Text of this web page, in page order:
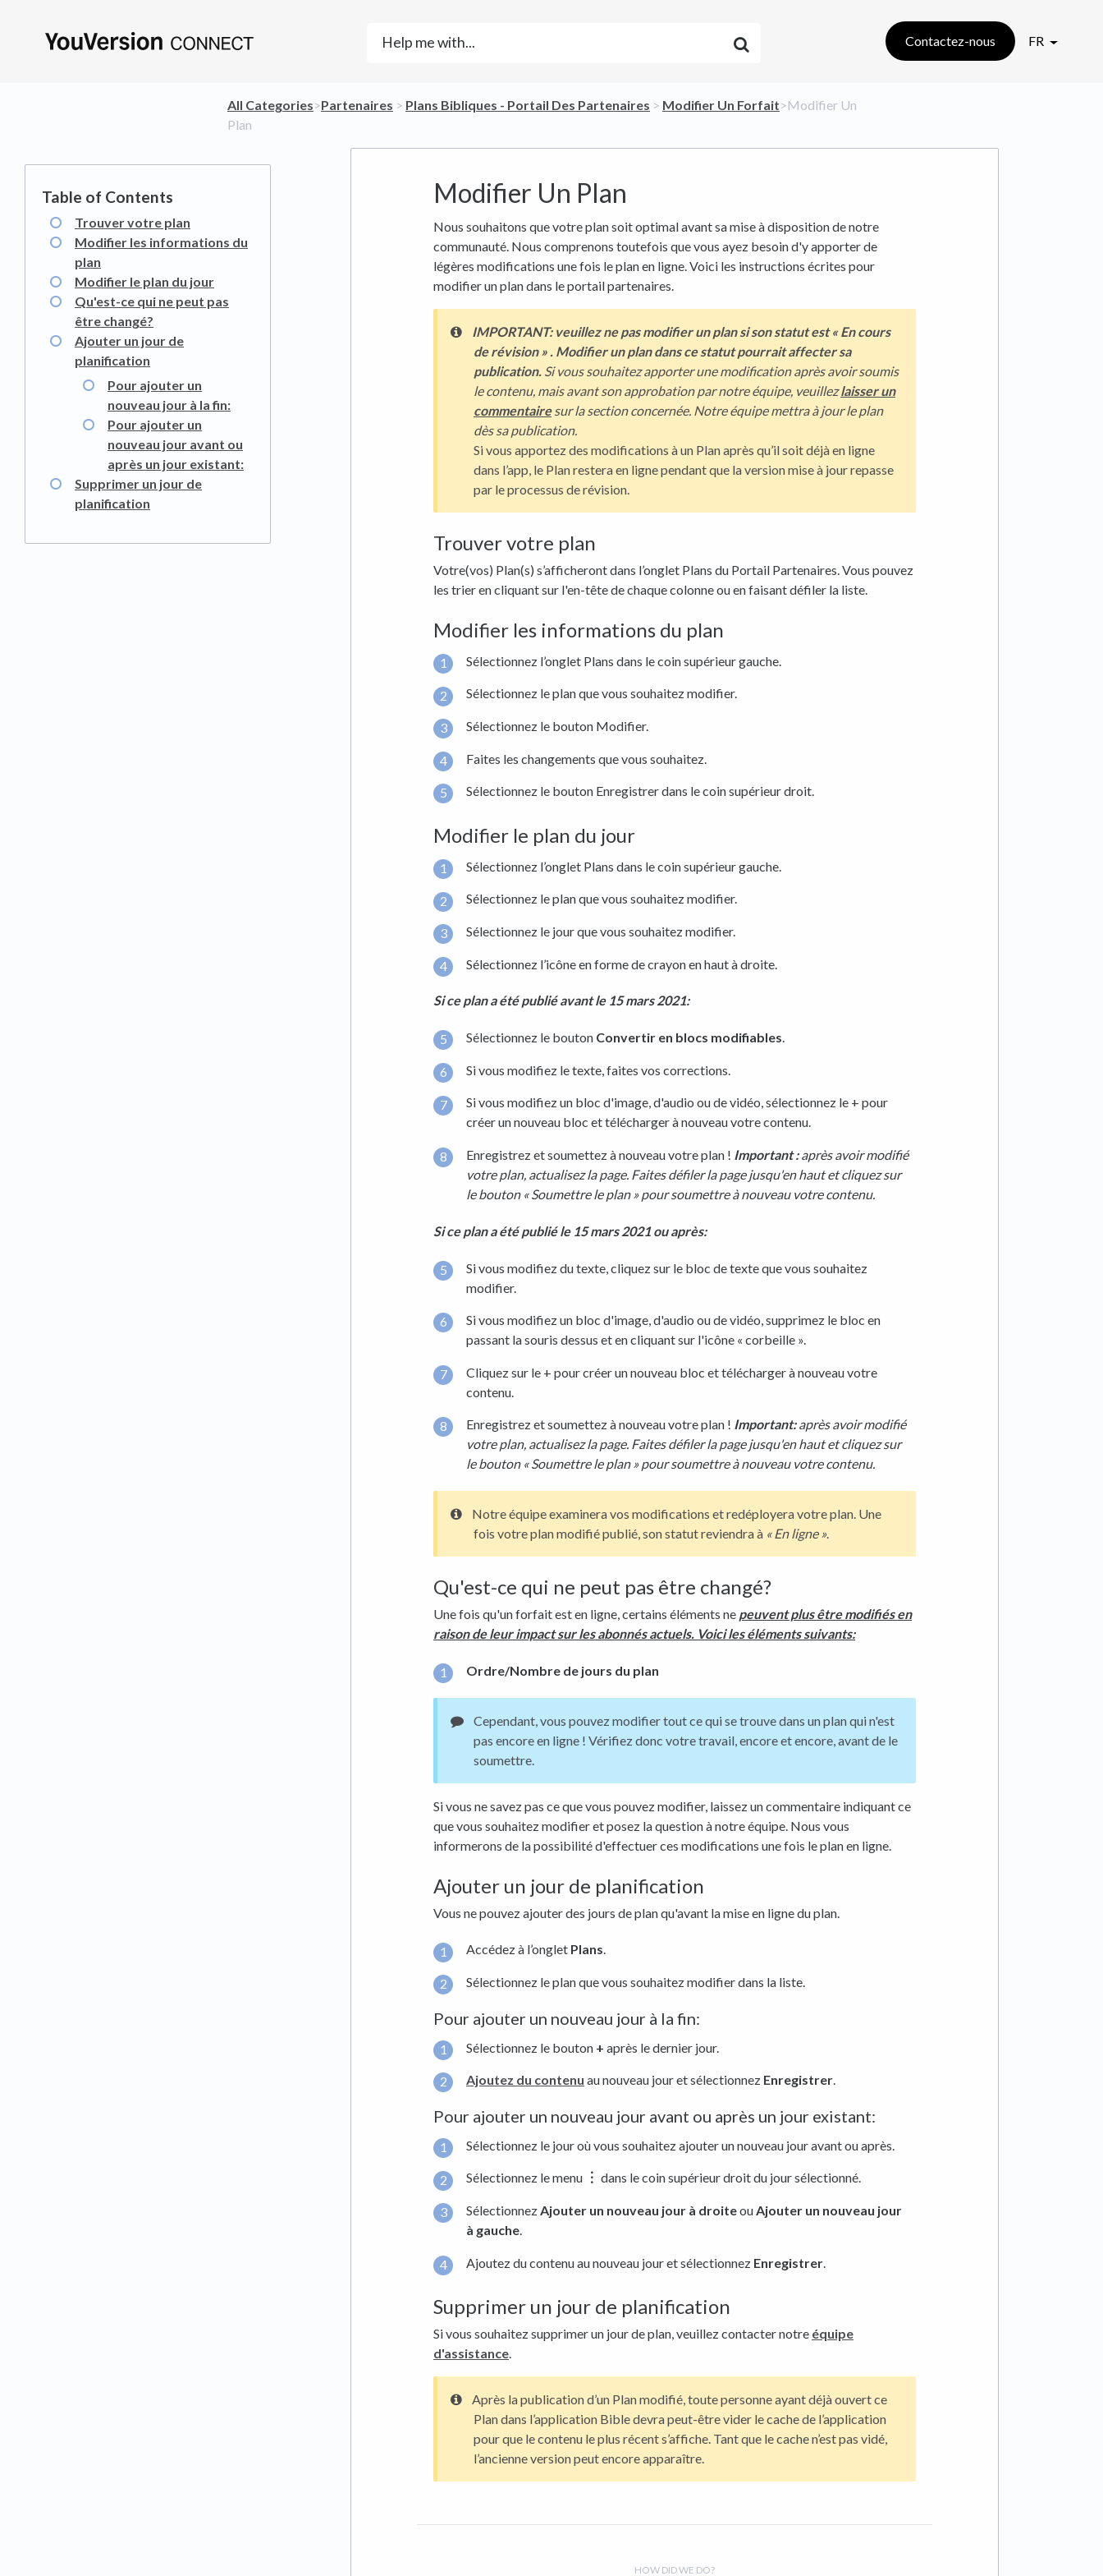
Contactez-nous FR
All Categories​>​​Partenaires ​ > ​ ​Plans Bibliques - Portail Des Partenaires ​ > ​ ​Modifier Un Forfait​>​ Modifier Un
Plan
Modifier Un Plan
Trouver votre plan
Modifier les informations du
plan
Modifier le plan du jour
Qu'est-ce qui ne peut pas
être changé?
Ajouter un jour de
planification
Pour ajouter un
nouveau jour à la fin:
Pour ajouter un
nouveau jour avant ou
après un jour existant:
Supprimer un jour de
planification
Nous souhaitons que votre plan soit optimal avant sa mise à disposition de notre
communauté. Nous comprenons toutefois que vous ayez besoin d'y apporter de
légères modifications une fois le plan en ligne. Voici les instructions écrites pour
modifier un plan dans le portail partenaires.
IMPORTANT: veuillez ne pas modifier un plan si son statut est « En cours
de révision » . Modifier un plan dans ce statut pourrait affecter sa
publication. Si vous souhaitez apporter une modification après avoir soumis
le contenu, mais avant son approbation par notre équipe, veuillez laisser un
commentaire sur la section concernée. Notre équipe mettra à jour le plan
dès sa publication.
Si vous apportez des modifications à un Plan après qu’il soit déjà en ligne
dans l’app, le Plan restera en ligne pendant que la version mise à jour repasse
par le processus de révision.
Trouver votre plan
Votre(vos) Plan(s) s’afficheront dans l’onglet Plans du Portail Partenaires. Vous pouvez
les trier en cliquant sur l'en-tête de chaque colonne ou en faisant défiler la liste.
Modifier les informations du plan
Sélectionnez l’onglet Plans dans le coin supérieur gauche.
Sélectionnez le plan que vous souhaitez modifier.
Sélectionnez le bouton Modifier.
Faites les changements que vous souhaitez.
Sélectionnez le bouton Enregistrer dans le coin supérieur droit.
Modifier le plan du jour
Sélectionnez l’onglet Plans dans le coin supérieur gauche.
Sélectionnez le plan que vous souhaitez modifier.
Sélectionnez le jour que vous souhaitez modifier.
Sélectionnez l’icône en forme de crayon en haut à droite.
Si ce plan a été publié avant le 15 mars 2021:
Sélectionnez le bouton Convertir en blocs modifiables.
Si vous modifiez le texte, faites vos corrections.
Si vous modifiez un bloc d'image, d'audio ou de vidéo, sélectionnez le + pour
créer un nouveau bloc et télécharger à nouveau votre contenu.
Enregistrez et soumettez à nouveau votre plan ! Important : après avoir modifié
votre plan, actualisez la page. Faites défiler la page jusqu'en haut et cliquez sur
le bouton « Soumettre le plan » pour soumettre à nouveau votre contenu.
Si ce plan a été publié le 15 mars 2021 ou après:
Si vous modifiez du texte, cliquez sur le bloc de texte que vous souhaitez
modifier.
Si vous modifiez un bloc d'image, d'audio ou de vidéo, supprimez le bloc en
passant la souris dessus et en cliquant sur l'icône « corbeille ».
Cliquez sur le + pour créer un nouveau bloc et télécharger à nouveau votre
contenu.
Enregistrez et soumettez à nouveau votre plan ! Important: après avoir modifié
votre plan, actualisez la page. Faites défiler la page jusqu'en haut et cliquez sur
le bouton « Soumettre le plan » pour soumettre à nouveau votre contenu.
Notre équipe examinera vos modifications et redéployera votre plan. Une
fois votre plan modifié publié, son statut reviendra à « En ligne ».
Qu'est-ce qui ne peut pas être changé?
Une fois qu'un forfait est en ligne, certains éléments ne peuvent plus être modifiés en
raison de leur impact sur les abonnés actuels. Voici les éléments suivants:
Ordre/Nombre de jours du plan
Cependant, vous pouvez modifier tout ce qui se trouve dans un plan qui n'est
pas encore en ligne ! Vérifiez donc votre travail, encore et encore, avant de le
soumettre.
Si vous ne savez pas ce que vous pouvez modifier, laissez un commentaire indiquant ce
que vous souhaitez modifier et posez la question à notre équipe. Nous vous
informerons de la possibilité d'effectuer ces modifications une fois le plan en ligne.
Ajouter un jour de planification
Vous ne pouvez ajouter des jours de plan qu'avant la mise en ligne du plan.
Accédez à l’onglet Plans.
Sélectionnez le plan que vous souhaitez modifier dans la liste.
Pour ajouter un nouveau jour à la fin:
Sélectionnez le bouton + après le dernier jour.
Ajoutez du contenu au nouveau jour et sélectionnez Enregistrer.
Pour ajouter un nouveau jour avant ou après un jour existant:
Sélectionnez le jour où vous souhaitez ajouter un nouveau jour avant ou après.
Sélectionnez le menu ︙ dans le coin supérieur droit du jour sélectionné.
SélectionnezAjouter un nouveau jour à droiteouAjouter un nouveau jour
à gauche.
Ajoutez du contenu au nouveau jour et sélectionnez Enregistrer
Supprimer un jour de planification
Si vous souhaitez supprimer un jour de plan, veuillez contacter notre équipe
d'assistance.
Après la publication d’un Plan modifié, toute personne ayant déjà ouvert ce
Plan dans l’application Bible devra peut-être vider le cache de l’application
pour que le contenu le plus récent s’affiche. Tant que le cache n’est pas vidé,
l’ancienne version peut encore apparaître.
HOW DID WE DO?